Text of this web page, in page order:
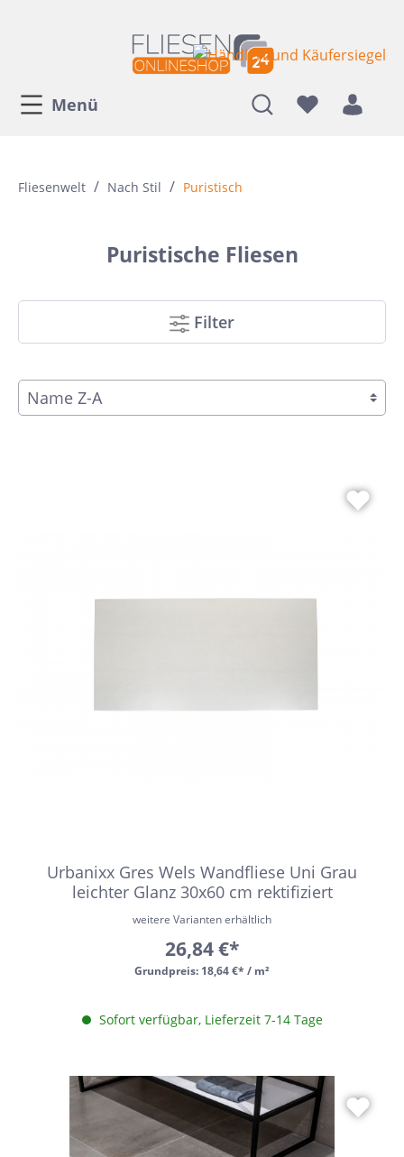
Menü
Fliesenwelt / Nach Stil / Puristisch
Puristische Fliesen
Filter
Urbanixx Gres Wels Wandfliese Uni Grau
leichter Glanz 30x60 cm rektifiziert
Grundpreis: 18,64 €* / m²
weitere Varianten erhältlich
26,84 €*
Sofort verfügbar, Lieferzeit 7-14 Tage